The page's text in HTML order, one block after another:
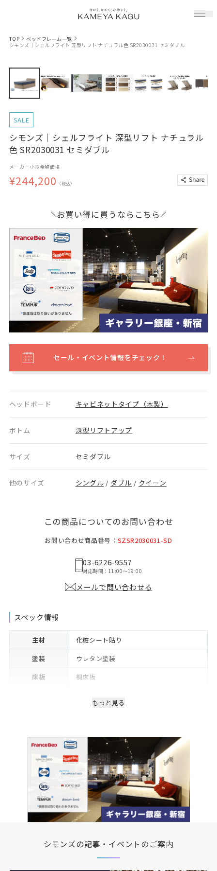
TOP
ベッドフレーム一覧
シモンズ｜シェルフライト 深型リフト ナチュラル色 SR2030031 セミダブル
SALE
シモンズ｜シェルフライト 深型リフト ナチュラル
色 SR2030031 セミダブル
メーカー小売希望価格
¥244,200 （税込）
お買い得に買うならこちら
セール・イベント情報をチェック！
ヘッドボード キャビネットタイプ（木製）
ボトム 深型リフトアップ
サイズ セミダブル
他のサイズ シングル / ダブル / クイーン
この商品についてのお問い合わせ
お問い合わせ商品番号： SZSR2030031-SD
03-6226-9557
対応時間：11:00〜19:00
メールで問い合わせる
スペック情報
主材
化粧シート貼り
塗装
ウレタン塗装
床板
桐床板
もっと見る
シモンズの記事・イベントのご案内